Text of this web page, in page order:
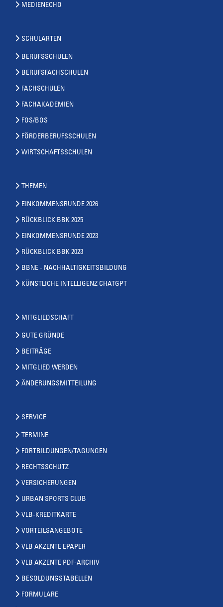
MEDIENECHO
SCHULARTEN
BERUFSSCHULEN
BERUFSFACHSCHULEN
FACHSCHULEN
FACHAKADEMIEN
FOS/BOS
FÖRDERBERUFSSCHULEN
WIRTSCHAFTSSCHULEN
THEMEN
EINKOMMENSRUNDE 2026
RÜCKBLICK BBK 2025
EINKOMMENSRUNDE 2023
RÜCKBLICK BBK 2023
BBNE - NACHHALTIGKEITSBILDUNG
KÜNSTLICHE INTELLIGENZ CHATGPT
MITGLIEDSCHAFT
GUTE GRÜNDE
BEITRÄGE
MITGLIED WERDEN
ÄNDERUNGSMITTEILUNG
SERVICE
TERMINE
FORTBILDUNGEN/TAGUNGEN
RECHTSSCHUTZ
VERSICHERUNGEN
URBAN SPORTS CLUB
VLB-KREDITKARTE
VORTEILSANGEBOTE
VLB AKZENTE EPAPER
VLB AKZENTE PDF-ARCHIV
BESOLDUNGSTABELLEN
FORMULARE